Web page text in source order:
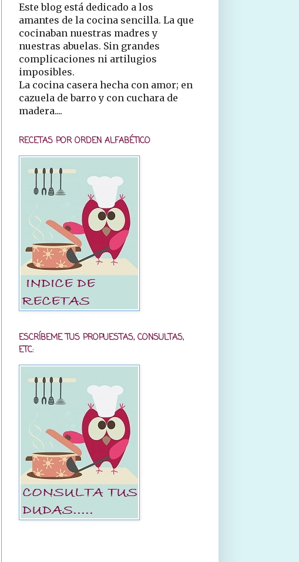
Este blog está dedicado a los
amantes de la cocina sencilla. La que
cocinaban nuestras madres y
nuestras abuelas. Sin grandes
complicaciones ni artilugios
imposibles.
La cocina casera hecha con amor; en
cazuela de barro y con cuchara de
madera....
RECETAS POR ORDEN ALFABÉTICO
ESCRÍBEME TUS PROPUESTAS, CONSULTAS,
ETC: